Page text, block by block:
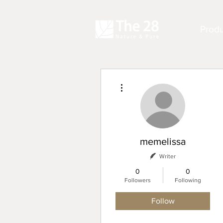
memelissa
Writer
0
Followers
0
Following
Follow